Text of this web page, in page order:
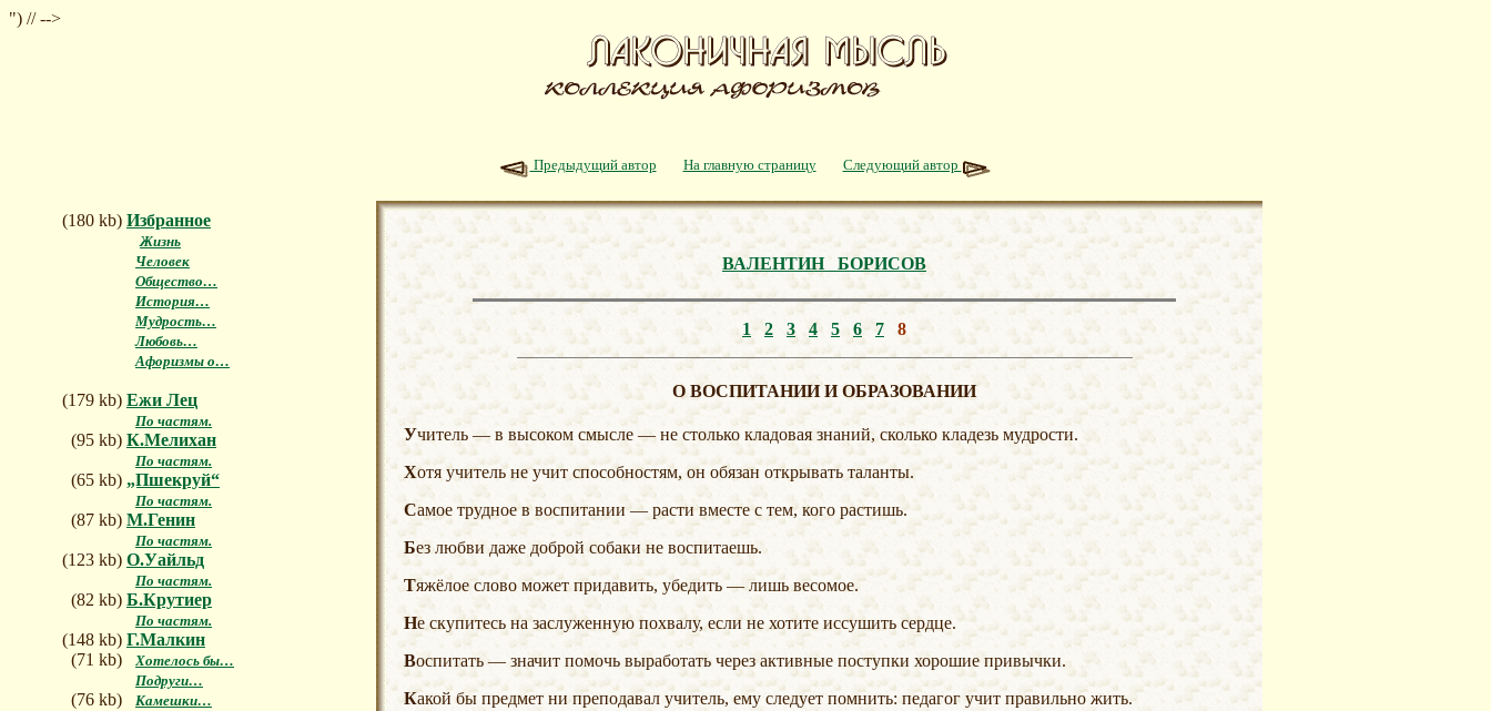
") // -->
Предыдущий автор На главную страницу Следующий автор
(180 kb) Избранное
Жизнь
Человек
Общество…
История…
Мудрость…
Любовь…
Афоризмы о…
(179 kb) Ежи Лец
По частям.
(95 kb) К.Мелихан
По частям.
(65 kb) „Пшекруй“
По частям.
(87 kb) М.Генин
По частям.
(123 kb) О.Уайльд
По частям.
(82 kb) Б.Крутиер
По частям.
(148 kb) Г.Малкин
(71 kb)
Хотелось бы…
Подруги…
(76 kb)
Камешки…
ВАЛЕНТИН БОРИСОВ
1 2 3 4 5 6 7 8
О ВОСПИТАНИИ И ОБРАЗОВАНИИ
Учитель — в высоком смысле — не столько кладовая знаний, сколько кладезь мудрости.
Хотя учитель не учит способностям, он обязан открывать таланты.
Самое трудное в воспитании — расти вместе с тем, кого растишь.
Без любви даже доброй собаки не воспитаешь.
Тяжёлое слово может придавить, убедить — лишь весомое.
Не скупитесь на заслуженную похвалу, если не хотите иссушить сердце.
Воспитать — значит помочь выработать через активные поступки хорошие привычки.
Какой бы предмет ни преподавал учитель, ему следует помнить: педагог учит правильно жить.